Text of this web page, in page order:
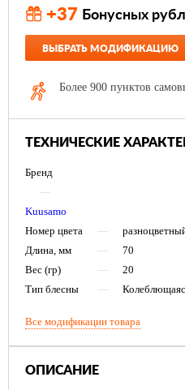
+37 Бонусных
ВЫБРАТЬ МОДИФИКАЦИЮ
Более 900 пунктов
ТЕХНИЧЕСКИЕ
Бренд
—
Kuusamo
Номер цвета
—
Длина, мм
—
70
Вес (гр)
—
20
Тип блесны
—
Все модификации товара
ОПИСАНИЕ